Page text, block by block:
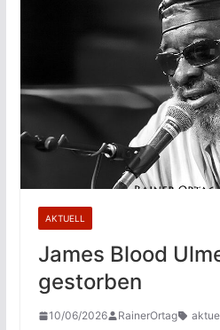
AKTUELL
James Blood
gestorben
10/06/2026 RainerOrtag